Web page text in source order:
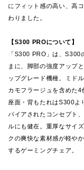
にフィット感の高い、高
わりました。
【S300 PROについて】
「S300 PRO」は、S300
まに、脚部の強度アップ
ップグレード機種。ミド
カモフラージュを含めた4
座面・背もたれはS300よ
パイアされたコンセプト
ルにも健在。重厚なサイ
クの爽快な素材感が軽や
するゲーミングチェア。